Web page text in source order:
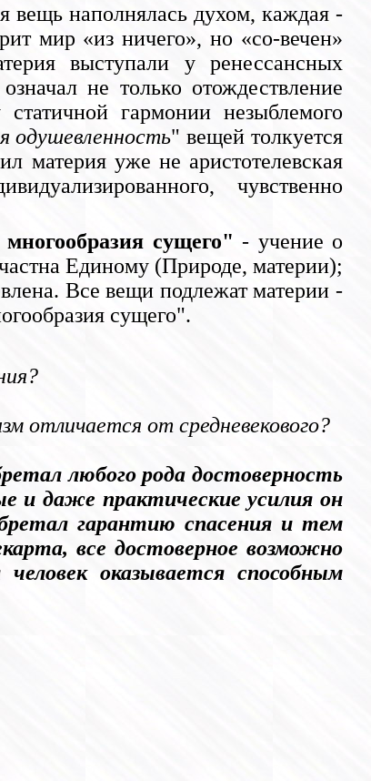
вещь наполнялась духом, каждая -
мир «из ничего», но «со-вечен»
выступали у ренессансных
не только отождествление
гармонии незыблемого
одушевленность" вещей толкуется
материя уже не аристотелевская
чувственно
многообразия сущего" - учение о
Единому (Природе, материи);
Все вещи подлежат материи -
сущего".
отличается от средневекового?
любого рода достоверность
и даже практические усилия он
гарантию спасения и тем
все достоверное возможно
оказывается способным